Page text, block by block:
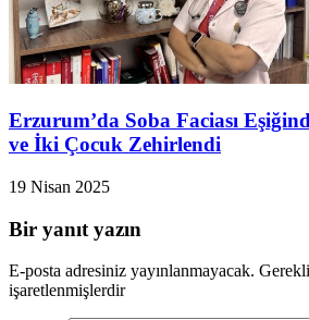
Erzurum’da Soba Faciası
ve İki Çocuk Zehirlendi
19 Nisan 2025
Bir yanıt yazın
E-posta adresiniz yayınlanmayacak.
işaretlenmişlerdir